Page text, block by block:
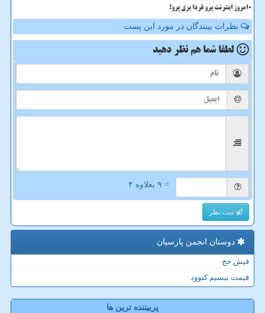
امروز اینترنت پرو فردا برق پرو!
نظرات بینندگان در مورد این پست
لطفا شما هم نظر دهید
= ۹ بعلاوه ۴
ثبت نظر
دوستان انجمن پارسیان
فیش حج
قیمت بیسیم کنوود
پربیننده ترین ها